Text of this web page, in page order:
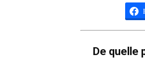
De quelle